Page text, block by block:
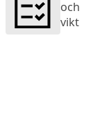
och
vikt